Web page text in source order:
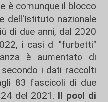
è comunque il blocco
dell'Istituto nazionale
di due anni, dal 2020
i casi di "furbetti"
è aumentato di
i dati raccolti
83 fascicoli di due
del 2021. Il pool di